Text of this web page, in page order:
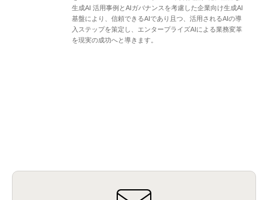
生成AI 活用事例とAIガバナンスを考慮した企業向け生成AI
基盤により、信頼できるAIであり且つ、活用されるAIの導
入ステップを策定し、エンタープライズAIによる業務変革
を現実の成功へと導きます。